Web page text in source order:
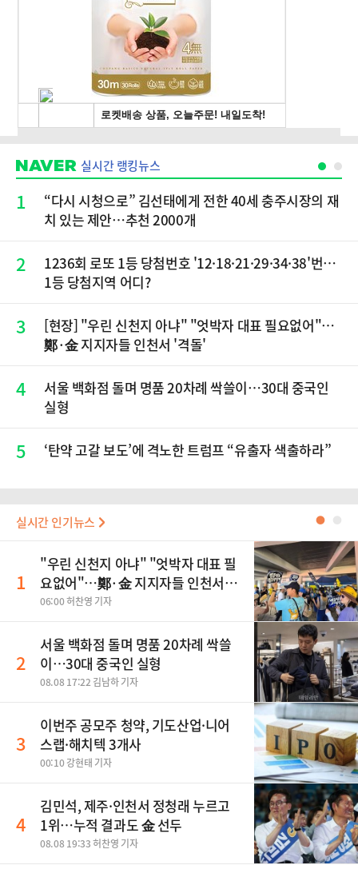
실시간 랭킹뉴스
1
“다시 시청으로” 김선태에게 전한 40세 충주시장의 재
치 있는 제안…추천 2000개
2
1236회 로또 1등 당첨번호 '12·18·21·29·34·38'번…
1등 당첨지역 어디?
3
[현장] "우린 신천지 아냐" "엇박자 대표 필요없어"…
鄭·金 지지자들 인천서 '격돌'
4
서울 백화점 돌며 명품 20차례 싹쓸이…30대 중국인
실형
5 ‘탄약 고갈 보도’에 격노한 트럼프 “유출자 색출하라”
실시간 인기뉴스 ●
1
"우린 신천지 아냐" "엇박자 대표 필
요없어"…鄭·金 지지자들 인천서
'격돌'
06:00 허찬영 기자
2
서울 백화점 돌며 명품 20차례 싹쓸
이…30대 중국인 실형
08.08 17:22 김남하 기자
3
이번주 공모주 청약, 기도산업·니어
스랩·해치텍 3개사
00:10 강현태 기자
4
김민석, 제주·인천서 정청래 누르고
1위…누적 결과도 金 선두
08.08 19:33 허찬영 기자